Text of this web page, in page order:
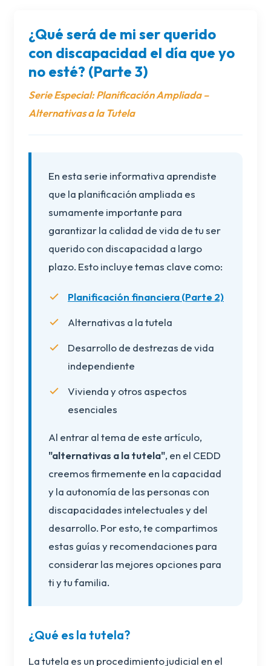
¿Qué será de mi ser querido
con discapacidad el día que yo
no esté? (Parte 3)
Serie Especial: Planificación Ampliada –
Alternativas a la Tutela
En esta serie informativa aprendiste
que la planificación ampliada es
sumamente importante para
garantizar la calidad de vida de tu ser
querido con discapacidad a largo
plazo. Esto incluye temas clave como:
Planificación financiera (Parte 2)
Alternativas a la tutela
Desarrollo de destrezas de vida
independiente
Vivienda y otros aspectos
esenciales
Al entrar al tema de este artículo,
"alternativas a la tutela", en el CEDD
creemos firmemente en la capacidad
y la autonomía de las personas con
discapacidades intelectuales y del
desarrollo. Por esto, te compartimos
estas guías y recomendaciones para
considerar las mejores opciones para
ti y tu familia.
¿Qué es la tutela?
La tutela es un procedimiento judicial en el